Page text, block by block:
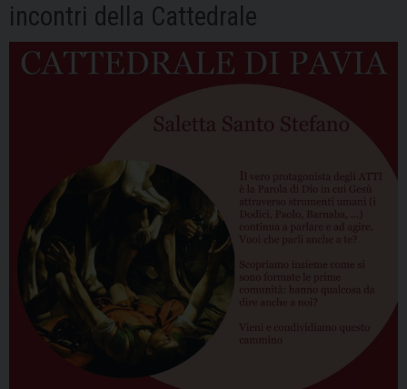
incontri della Cattedrale